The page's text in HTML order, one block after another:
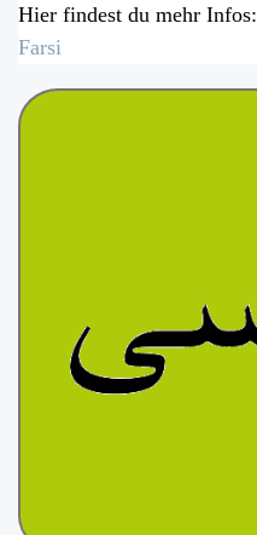
Hier findest du mehr Infos:
Farsi